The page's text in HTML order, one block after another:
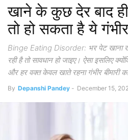
खाने के कुछ देर बाद
तो हो सकता है ये
Binge Eating Disorder: भर पेट खाना
रही है तो सावधान हो जाइए। ऐसा इसलिए
और हर वक्त केवल खाते रहना गंभीर बीमारी
By Depanshi Pandey - December 15,